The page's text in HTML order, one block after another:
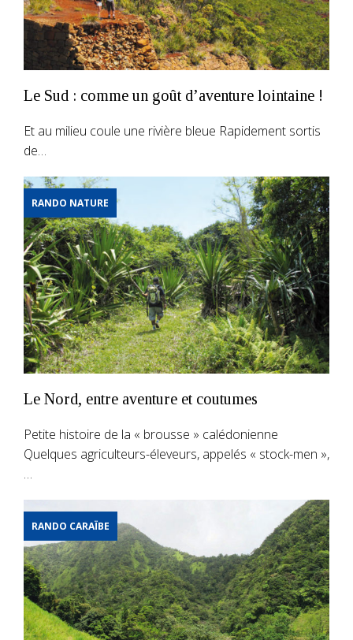
Le Sud : comme un goût d’aventure lointaine !
Et au milieu coule une rivière bleue Rapidement sortis
de…
RANDO NATURE
Le Nord, entre aventure et coutumes
Petite histoire de la « brousse » calédonienne
Quelques agriculteurs-éleveurs, appelés « stock-men »,
…
RANDO CARAÏBE